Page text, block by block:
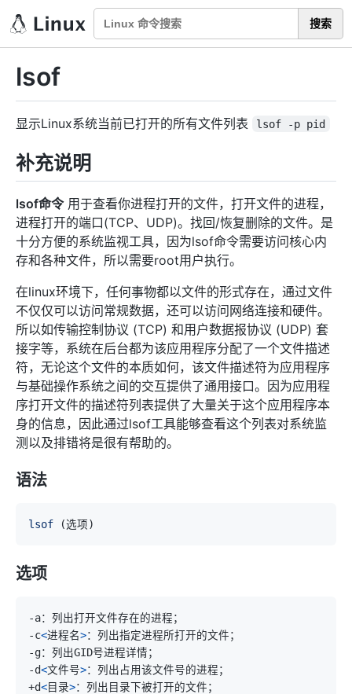
搜索
lsof
显示Linux系统当前已打开的所有文件列表 lsof -p pid
补充说明
lsof命令用于查看你进程打开的文件，打开文件的进程，
进程打开的端口(TCP、UDP)。找回/恢复删除的文件。是
十分方便的系统监视工具，因为lsof命令需要访问核心内
存和各种文件，所以需要root用户执行。
在linux环境下，任何事物都以文件的形式存在，通过文件
不仅仅可以访问常规数据，还可以访问网络连接和硬件。
所以如传输控制协议 (TCP) 和用户数据报协议 (UDP) 套
接字等，系统在后台都为该应用程序分配了一个文件描述
符，无论这个文件的本质如何，该文件描述符为应用程序
与基础操作系统之间的交互提供了通用接口。因为应用程
序打开文件的描述符列表提供了大量关于这个应用程序本
身的信息，因此通过lsof工具能够查看这个列表对系统监
测以及排错将是很有帮助的。
语法
lsof (选项)
选项
-c<进程名>
-d<文件号>
+d<目录>